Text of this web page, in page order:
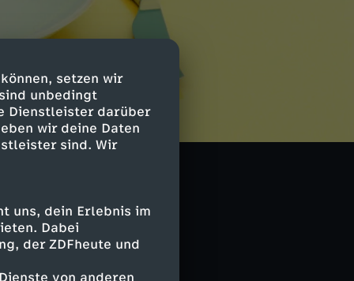
setzen wir
unbedingt
Dienstleister darüber
wir deine Daten
sind. Wir
uns, dein Erlebnis im
Dabei
der ZDFheute und
von anderen
Tricks die
wie